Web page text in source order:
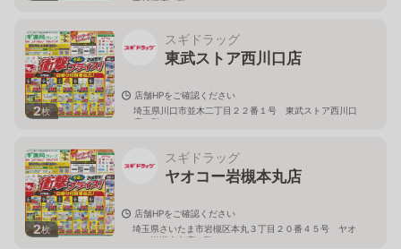
田飯塚店１階
2枚
スギドラッグ
東武ストア西川口店
店舗HPをご確認ください
埼玉県川口市並木二丁目２２番１号 東武ストア西川口
店２階
2枚
スギドラッグ
ヤオコー岩槻本丸店
店舗HPをご確認ください
埼玉県さいたま市岩槻区本丸３丁目２０番４５号 ヤオ
コー岩槻本丸店２階